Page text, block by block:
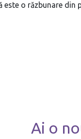
o răzbunare din
Ai o